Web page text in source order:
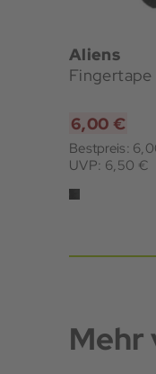
Aliens
6,00 €
Bestpreis:
UVP: 6,50 €
Mehr